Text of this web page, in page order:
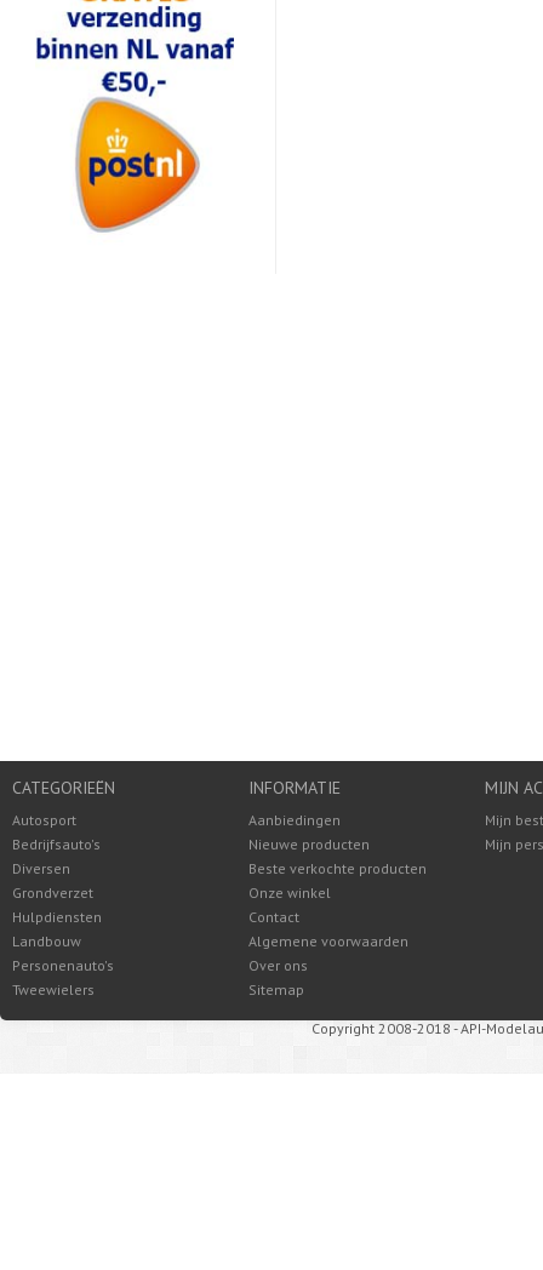
CATEGORIEËN
Autosport
Bedrijfsauto's
Diversen
Grondverzet
Hulpdiensten
Landbouw
Personenauto's
Tweewielers
INFORMATIE
Aanbiedingen
Nieuwe producten
Beste verkochte producten
Onze winkel
Contact
Algemene voorwaarden
Over ons
Sitemap
MIJN
Mijn
Mijn
Copyright 2008-2018 - API-